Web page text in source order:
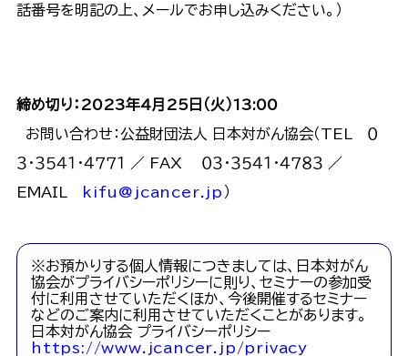
話番号を明記の上、メールでお申し込みください。）
締め切り：2023年4月25日（火）13:00
お問い合わせ：公益財団法人 日本対がん協会（TEL ０
３・３５４１・４７７１ ／ FAX ０３・３５４１・４７８３ ／
EMAIL
kifu@jcancer.jp ）
※お預かりする個人情報につきましては、日本対がん
協会がプライバシーポリシーに則り、セミナーの参加受
付に利用させていただくほか、今後開催するセミナー
などのご案内に利用させていただくことがあります。
日本対がん協会 プライバシーポリシー
https://www.jcancer.jp/privacy